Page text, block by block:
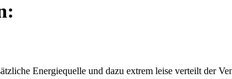
Energiequelle und dazu extrem leise verteilt der